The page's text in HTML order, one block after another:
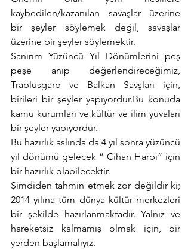
kaybedilen/kazanılan savaşlar üzerine
bir şeyler söylemek değil, savaşlar
üzerine bir şeyler söylemektir.
Sanırım Yüzüncü Yıl Dönümlerini peş
peşe anıp değerlendireceğimiz,
Trablusgarb ve Balkan Savşları için,
birileri bir şeyler yapıyordur.Bu konuda
kamu kurumları ve kültür ve ilim yuvaları
bir şeyler yapıyordur.
Bu hazırlık aslında da 4 yıl sonra yüzüncü
yıl dönümü gelecek ” Cihan Harbi” için
bir hazırlık olabilecektir.
Şimdiden tahmin etmek zor değildir ki;
2014 yılına tüm dünya kültür merkezleri
bir şekilde hazırlanmaktadır. Yalnız ve
hareketsiz kalmamış olmak için, bir
yerden başlamalıyız.